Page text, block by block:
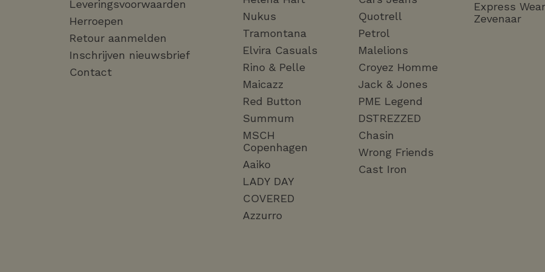
Leveringsvoorwaarden
Herroepen
Retour aanmelden
Inschrijven nieuwsbrief
Contact
Nukus
Tramontana
Elvira Casuals
Rino & Pelle
Maicazz
Red Button
Summum
MSCH
Copenhagen
Aaiko
LADY DAY
COVERED
Azzurro
Quotrell
Petrol
Malelions
Croyez Homme
Jack & Jones
PME Legend
DSTREZZED
Chasin
Wrong Friends
Cast Iron
Express Wear
Zevenaar